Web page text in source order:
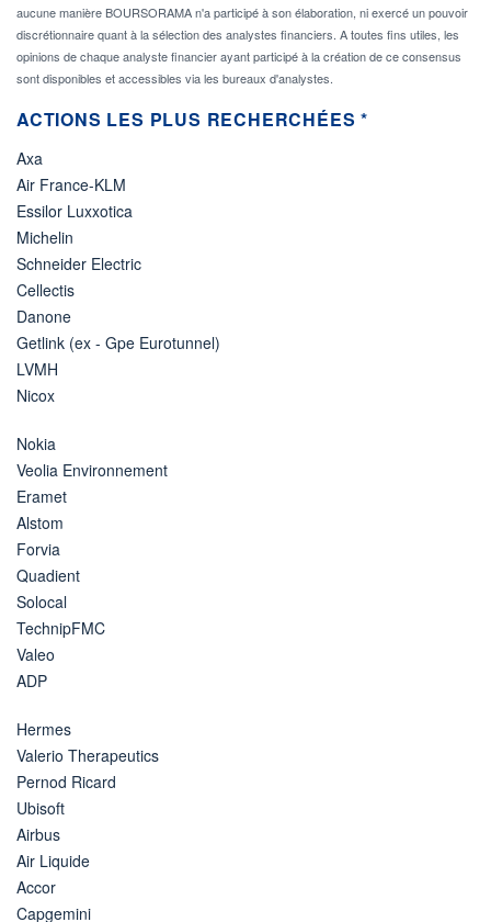
aucune manière BOURSORAMA n'a participé à son élaboration, ni exercé un pouvoir
discrétionnaire quant à la sélection des analystes financiers. A toutes fins utiles, les
opinions de chaque analyste financier ayant participé à la création de ce consensus
sont disponibles et accessibles via les bureaux d'analystes.
ACTIONS LES PLUS RECHERCHÉES *
Axa
Air France-KLM
Essilor Luxxotica
Michelin
Schneider Electric
Cellectis
Danone
Getlink (ex - Gpe Eurotunnel)
LVMH
Nicox
Nokia
Veolia Environnement
Eramet
Alstom
Forvia
Quadient
Solocal
TechnipFMC
Valeo
ADP
Hermes
Valerio Therapeutics
Pernod Ricard
Ubisoft
Airbus
Air Liquide
Accor
Capgemini